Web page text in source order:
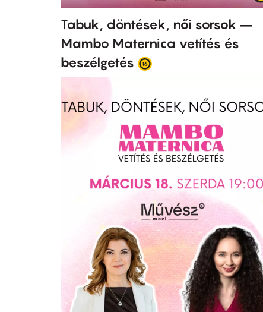
Tabuk, döntések, női sorsok –
Mambo Maternica vetítés és
beszélgetés